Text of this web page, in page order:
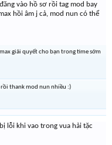
vào hồ sơ rồi tag mod bay
hồi âm j cả, mod nun có thể
giải quyết cho bạn trong time sớm
thank mod nun nhiều :)
lỗi khi vao trong vua hải tặc